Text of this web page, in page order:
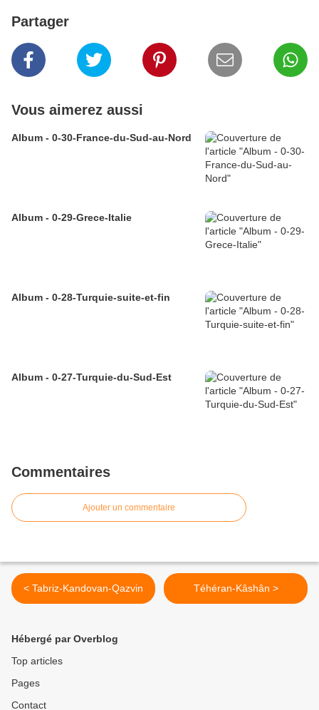
Partager
Vous aimerez aussi
Album - 0-30-France-du-Sud-au-Nord
Album - 0-29-Grece-Italie
Album - 0-28-Turquie-suite-et-fin
Album - 0-27-Turquie-du-Sud-Est
Commentaires
Ajouter un commentaire
< Tabriz-Kandovan-Qazvin Téhéran-Kâshân >
Hébergé par Overblog
Top articles
Pages
Contact